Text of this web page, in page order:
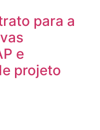
para a
e
projeto